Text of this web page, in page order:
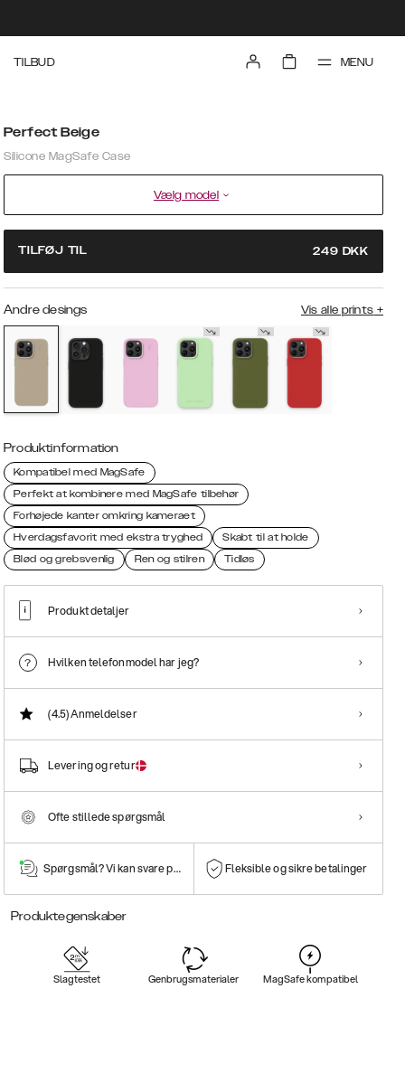
TILBUD MENU
Perfect Beige
Silicone MagSafe Case
Vælg model
TILFØJ TIL 249 DKK
Andre desings Vis alle prints +
Produktinformation
Kompatibel med MagSafe
Perfekt at kombinere med MagSafe tilbehør
Forhøjede kanter omkring kameraet
Hverdagsfavorit med ekstra tryghed
Skabt til at holde
Blød og grebsvenlig
Ren og stilren Tidløs
Produkt detaljer
Hvilken telefonmodel har jeg?
(4.5)Anmeldelser
Levering og retur
Ofte stillede spørgsmål
Spørgsmål? Vi kan svare på dem! Fleksible og sikre betalinger
Produktegenskaber
Slagtestet Genbrugsmaterialer MagSafe kompatibel